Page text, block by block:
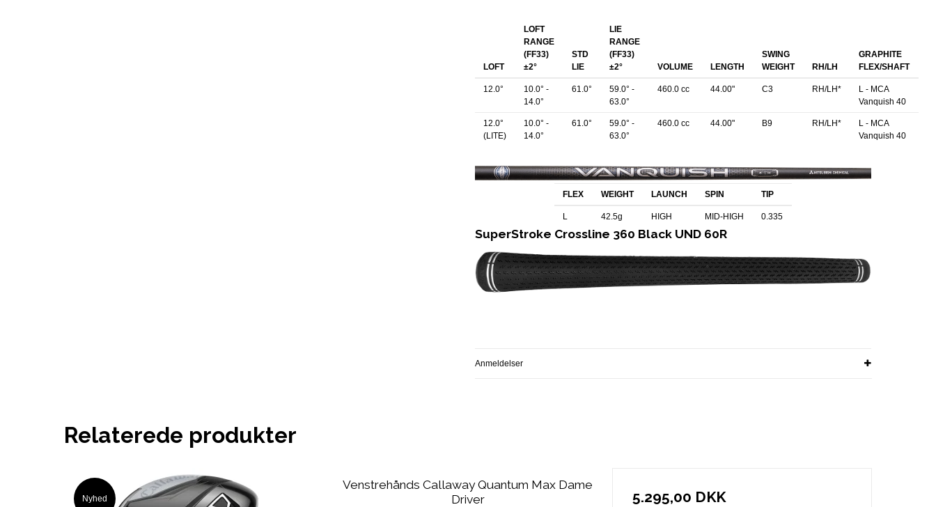
LOFT
LOFT
RANGE
(FF33)
±2°
STD
LIE
LIE
RANGE
(FF33)
±2°
VOLUME LENGTH
SWING
WEIGHT
RH/LH
GRAPHITE
FLEX/SHAFT
12.0°
10.0° -
14.0°
61.0°
59.0° -
63.0°
460.0 cc 44.00" C3 RH/LH*
L - MCA
Vanquish 40
12.0°
(LITE)
10.0° -
14.0°
61.0°
59.0° -
63.0°
460.0 cc 44.00" B9 RH/LH*
L - MCA
Vanquish 40
FLEX WEIGHT LAUNCH SPIN TIP
L 42.5g HIGH MID-HIGH 0.335
SuperStroke Crossline 360 Black UND 60R
Anmeldelser
Relaterede produkter
Nyhed
Venstrehånds Callaway Quantum Max Dame
Driver
5.295,00 DKK